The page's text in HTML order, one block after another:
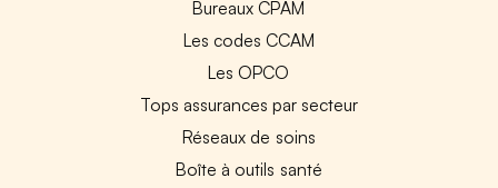
Bureaux CPAM
Les codes CCAM
Les OPCO
Tops assurances par secteur
Réseaux de soins
Boîte à outils santé